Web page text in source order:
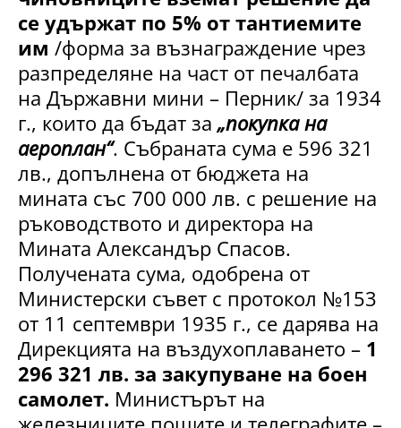
се удържат по 5% от тантиемите
им /форма за възнаграждение чрез
разпределяне на част от печалбата
на Държавни мини – Перник/ за 1934
г., които да бъдат за „покупка на
аероплан“. Събраната сума е 596 321
лв., допълнена от бюджета на
мината със 700 000 лв. с решение на
ръководството и директора на
Мината Александър Спасов.
Получената сума, одобрена от
Министерски съвет с протокол №153
от 11 септември 1935 г., се дарява на
Дирекцията на въздухоплаването – 1
296 321 лв. за закупуване на боен
самолет. Министърът на